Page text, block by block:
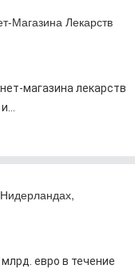
Магазина Лекарств
магазина лекарств
евро в течение